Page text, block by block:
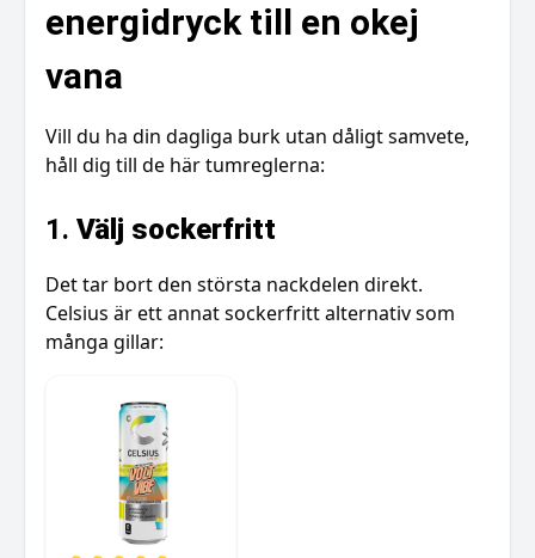
energidryck till en okej
vana
Vill du ha din dagliga burk utan dåligt samvete,
håll dig till de här tumreglerna:
1. Välj sockerfritt
Det tar bort den största nackdelen direkt.
Celsius är ett annat sockerfritt alternativ som
många gillar: